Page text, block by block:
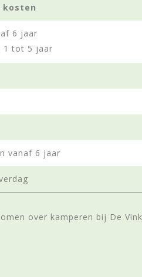
kosten
6 jaar
1 tot 5 jaar
vanaf 6 jaar
over kamperen bij De